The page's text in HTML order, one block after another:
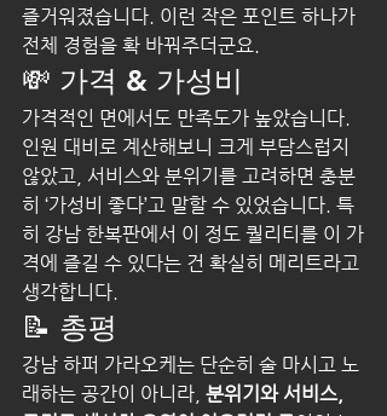
즐거워졌습니다. 이런 작은 포인트 하나가
전체 경험을 확 바꿔주더군요.
💸 가격 & 가성비
가격적인 면에서도 만족도가 높았습니다.
인원 대비로 계산해보니 크게 부담스럽지
않았고, 서비스와 분위기를 고려하면 충분
히 ‘가성비 좋다’고 말할 수 있었습니다. 특
히 강남 한복판에서 이 정도 퀄리티를 이 가
격에 즐길 수 있다는 건 확실히 메리트라고
생각합니다.
📝 총평
강남 하퍼 가라오케는 단순히 술 마시고 노
래하는 공간이 아니라, 분위기와 서비스,